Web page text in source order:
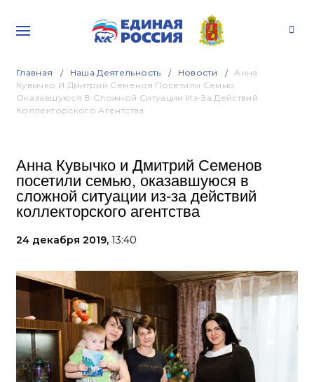
Главная Наша Деятельность Новости
Анна
Кувычко И Дмитрий Семенов Посетили Семью,
Оказавшуюся В Сложной Ситуации Из-За Действий
Коллекторского Агентства
Анна Кувычко и Дмитрий Семенов
посетили семью, оказавшуюся в
сложной ситуации из-за действий
коллекторского агентства
24 декабря 2019, 13:40